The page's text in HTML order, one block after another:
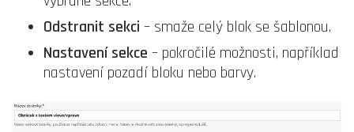
Odstranit sekci – smaže celý blok se šablonou.
Nastavení sekce – pokročilé možnosti, například
nastavení pozadí bloku nebo barvy.